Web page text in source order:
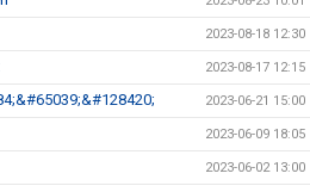
2023-08-18 12:30
2023-08-17 12:15
2023-06-21 15:00
2023-06-09 18:05
2023-06-02 13:00